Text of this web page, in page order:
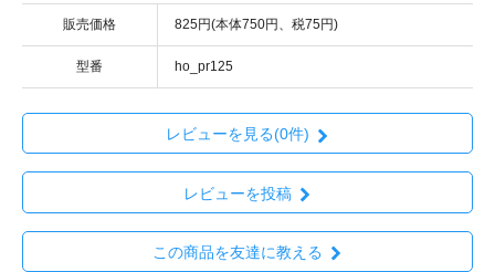
販売価格 825円(本体750円、税75円)
型番 ho_pr125
レビューを見る(0件)
レビューを投稿
この商品を友達に教える